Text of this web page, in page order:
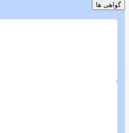
گواهی ها